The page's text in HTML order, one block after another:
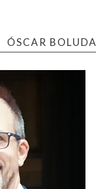
ÓSCAR BOLUDA